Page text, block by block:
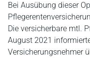
Bei Ausübung dieser
Die versicherbare mtl.
August 2021
Versicherungsnehmer